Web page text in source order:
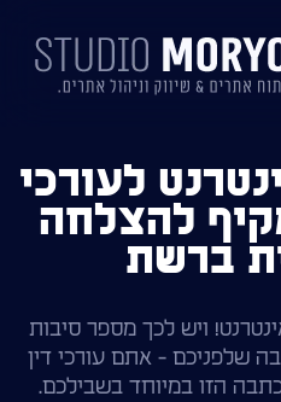
לעורכי
להצלחה
ברשת
ויש לכך מספר סיבות
שלפניכם - אתם עורכי דין
הזו במיוחד בשבילכם.